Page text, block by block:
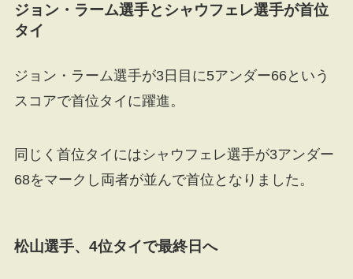
ジョン・ラーム選手とシャウフェレ選手が首位
タイ
ジョン・ラーム選手が3日目に5アンダー66という
スコアで首位タイに躍進。
同じく首位タイにはシャウフェレ選手が3アンダー
68をマークし両者が並んで首位となりました。
松山選手、4位タイで最終日へ